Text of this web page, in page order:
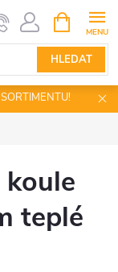
HLEDAT
NÁKUPNÍ
KOŠÍK
koule
teplé